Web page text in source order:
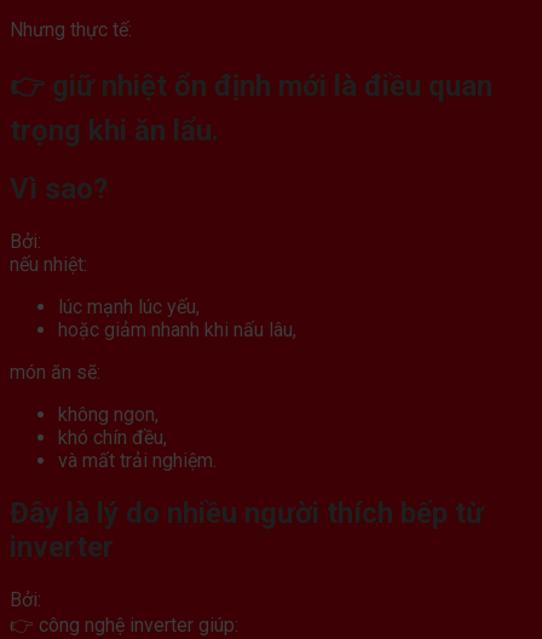
Nhưng thực tế:
👉 giữ nhiệt ổn định mới là điều quan
trọng khi ăn lẩu.
Vì sao?
Bởi:
nếu nhiệt:
lúc mạnh lúc yếu,
hoặc giảm nhanh khi nấu lâu,
món ăn sẽ:
không ngon,
khó chín đều,
và mất trải nghiệm.
Đây là lý do nhiều người thích bếp từ
inverter
Bởi:
👉 công nghệ inverter giúp: